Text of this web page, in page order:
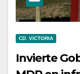
CD. VICTORIA
Invierte